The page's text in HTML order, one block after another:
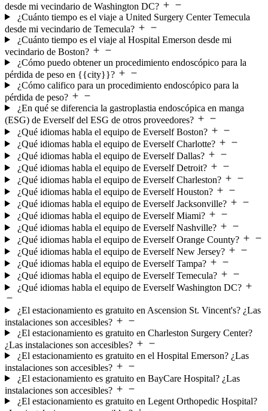
desde mi vecindario de Washington DC?
¿Cuánto tiempo es el viaje a United Surgery Center Temecula
desde mi vecindario de Temecula?
¿Cuánto tiempo es el viaje al Hospital Emerson desde mi
vecindario de Boston?
¿Cómo puedo obtener un procedimiento endoscópico para la
pérdida de peso en {{city}}?
¿Cómo califico para un procedimiento endoscópico para la
pérdida de peso?
¿En qué se diferencia la gastroplastia endoscópica en manga
(ESG) de Everself del ESG de otros proveedores?
¿Qué idiomas habla el equipo de Everself Boston?
¿Qué idiomas habla el equipo de Everself Charlotte?
¿Qué idiomas habla el equipo de Everself Dallas?
¿Qué idiomas habla el equipo de Everself Detroit?
¿Qué idiomas habla el equipo de Everself Charleston?
¿Qué idiomas habla el equipo de Everself Houston?
¿Qué idiomas habla el equipo de Everself Jacksonville?
¿Qué idiomas habla el equipo de Everself Miami?
¿Qué idiomas habla el equipo de Everself Nashville?
¿Qué idiomas habla el equipo de Everself Orange County?
¿Qué idiomas habla el equipo de Everself New Jersey?
¿Qué idiomas habla el equipo de Everself Tampa?
¿Qué idiomas habla el equipo de Everself Temecula?
¿Qué idiomas habla el equipo de Everself Washington DC?
¿El estacionamiento es gratuito en Ascension St. Vincent's? ¿Las
instalaciones son accesibles?
¿El estacionamiento es gratuito en Charleston Surgery Center?
¿Las instalaciones son accesibles?
¿El estacionamiento es gratuito en el Hospital Emerson? ¿Las
instalaciones son accesibles?
¿El estacionamiento es gratuito en BayCare Hospital? ¿Las
instalaciones son accesibles?
¿El estacionamiento es gratuito en Legent Orthopedic Hospital?